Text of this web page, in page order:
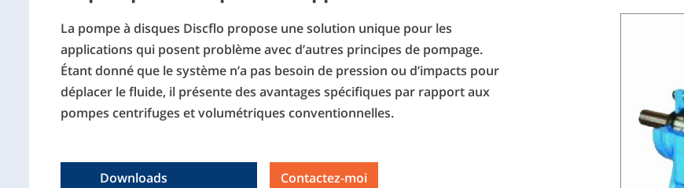
La pompe à disques Discflo propose une solution unique pour les
applications qui posent problème avec d’autres principes de pompage.
Étant donné que le système n’a pas besoin de pression ou d’impacts pour
déplacer le fluide, il présente des avantages spécifiques par rapport aux
pompes centrifuges et volumétriques conventionnelles.
Contactez-moi